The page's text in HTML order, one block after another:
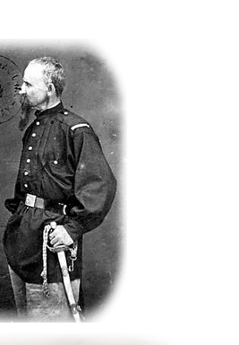
Batalla de
Paysandú
e
Igrexa
de
Queiruga